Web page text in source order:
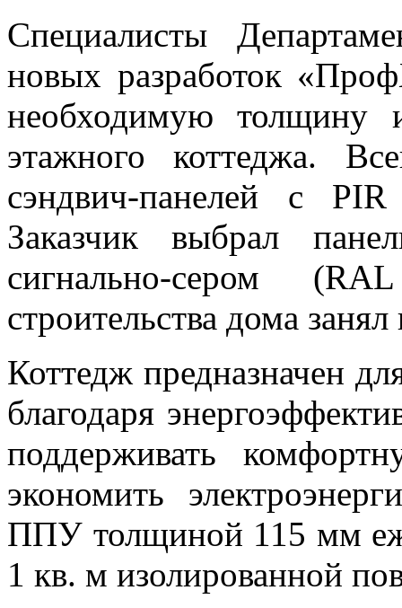
Специалисты
новых разработок
необходимую толщину
этажного коттеджа.
сэндвич-панелей с
Заказчик выбрал
сигнально-сером
строительства дома
Коттедж предназначен
благодаря
поддерживать
экономить
ППУ толщиной 115 мм
1 кв. м изолированной